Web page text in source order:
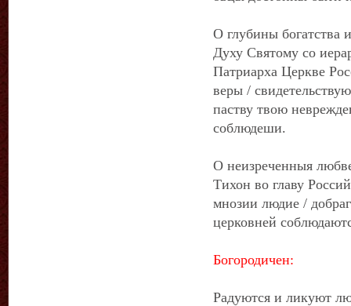
О глубины богатства
Духу Святому со
Патриарха Церкве
веры /
паству твою
соблюдеши.
О неизреченныя
Тихон во главу
мнозии людие /
церковней
Богородичен:
Радуются и ликуют